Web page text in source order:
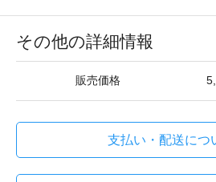
その他の詳細情報
販売価格
支払い・配送につ